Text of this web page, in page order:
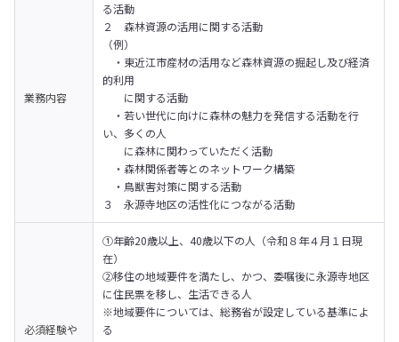
業務内容
る活動
２　森林資源の活用に関する活動
（例）
・東近江市産材の活用など森林資源の掘起し及び経済
的利用
に関する活動
・若い世代に向けに森林の魅力を発信する活動を行
い、多くの人
に森林に関わっていただく活動
・森林関係者等とのネットワーク構築
・鳥獣害対策に関する活動
３　永源寺地区の活性化につながる活動
必須経験や
①年齢20歳以上、40歳以下の人（令和８年４月１日現
在）
②移住の地域要件を満たし、かつ、委嘱後に永源寺地区
に住民票を移し、生活できる人
※地域要件については、総務省が設定している基準によ
る